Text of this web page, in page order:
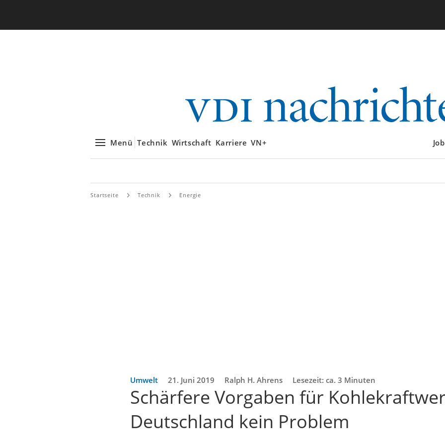
Menü Technik Wirtschaft Karriere VN+
Startseite Technik Energie
Umwelt 21. Juni 2019 Ralph H. Ahrens Lesezeit: ca. 3 Minuten
Schärfere Vorgaben für
Deutschland kein Problem